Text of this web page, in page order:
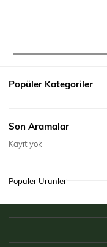
SEPETE EKLE
Popüler Kategoriler
Son Aramalar
Kayıt yok
Popüler Ürünler